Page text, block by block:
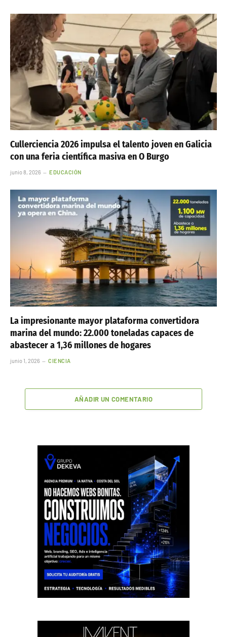
Cullerciencia 2026 impulsa el talento joven en Galicia
con una feria científica masiva en O Burgo
junio 8, 2026 EDUCACIÓN
La impresionante mayor plataforma convertidora
marina del mundo: 22.000 toneladas capaces de
abastecer a 1,36 millones de hogares
junio 1, 2026 CIENCIA
AÑADIR UN COMENTARIO